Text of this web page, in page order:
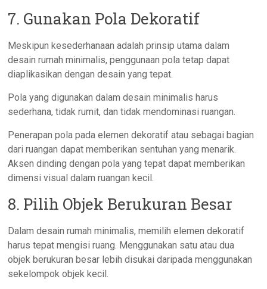
7. Gunakan Pola Dekoratif
Meskipun kesederhanaan adalah prinsip utama dalam
desain rumah minimalis, penggunaan pola tetap dapat
diaplikasikan dengan desain yang tepat.
Pola yang digunakan dalam desain minimalis harus
sederhana, tidak rumit, dan tidak mendominasi ruangan.
Penerapan pola pada elemen dekoratif atau sebagai bagian
dari ruangan dapat memberikan sentuhan yang menarik.
Aksen dinding dengan pola yang tepat dapat memberikan
dimensi visual dalam ruangan kecil.
8. Pilih Objek Berukuran Besar
Dalam desain rumah minimalis, memilih elemen dekoratif
harus tepat mengisi ruang. Menggunakan satu atau dua
objek berukuran besar lebih disukai daripada menggunakan
sekelompok objek kecil.